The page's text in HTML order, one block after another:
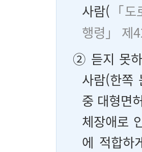
사람( 「
행령」 제
② 듣지 못하
사람(한쪽
중 대형면
체장애로
에 적합하